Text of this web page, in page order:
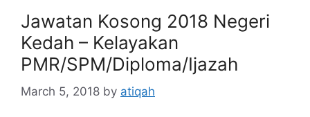
Jawatan Kosong 2018 Negeri
Kedah – Kelayakan
PMR/SPM/Diploma/Ijazah
March 5, 2018 by atiqah